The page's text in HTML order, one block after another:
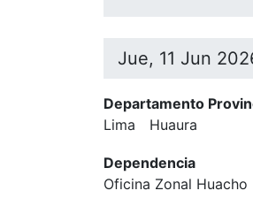
Jue, 11 Jun
Departamento
Lima
Huaura
Dependencia
Oficina Zonal Huacho